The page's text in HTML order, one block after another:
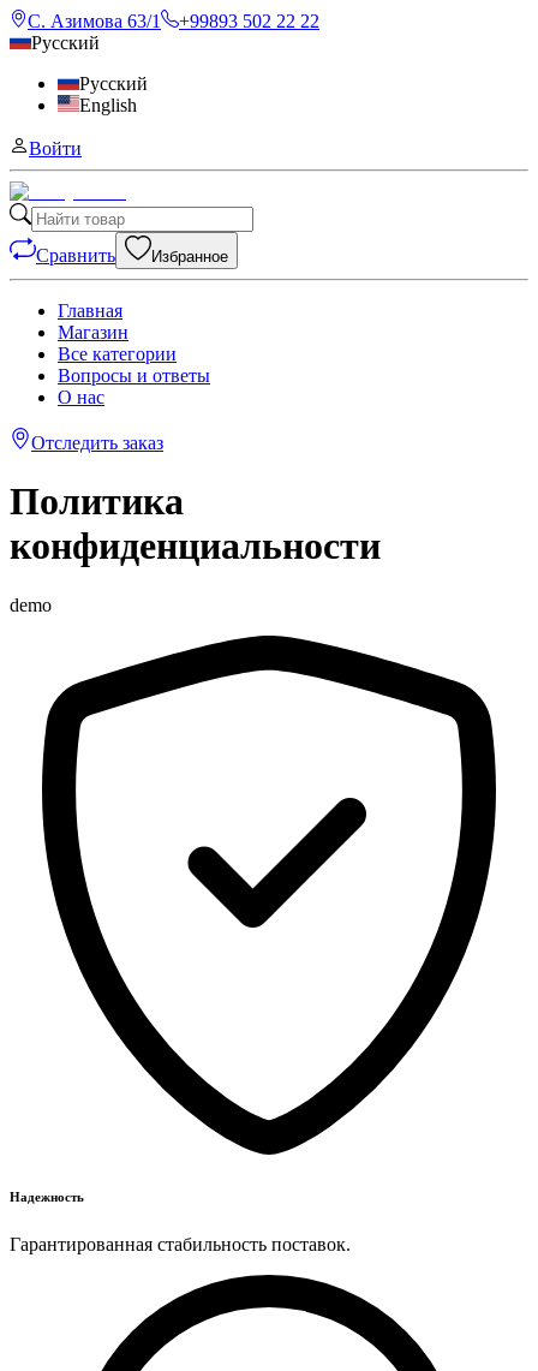
С. Азимова 63/1
+99893 502 22 22
Русский
Русский
English
Войти
Сравнить Избранное
Главная
Магазин
Все категории
Вопросы и ответы
О нас
Отследить заказ
Политика
конфиденциальности
demo
Надежность
Гарантированная стабильность поставок.